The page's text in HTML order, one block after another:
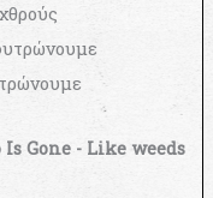
Gone - Like weeds